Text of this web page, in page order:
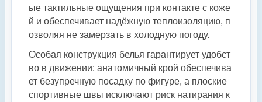
ые тактильные ощущения при контакте с коже
й и обеспечивает надёжную теплоизоляцию, п
озволяя не замерзать в холодную погоду.
Особая конструкция белья гарантирует удобст
во в движении: анатомичный крой обеспечива
ет безупречную посадку по фигуре, а плоские
спортивные швы исключают риск натирания к